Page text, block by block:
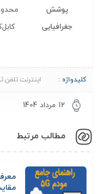
پوشش
جغرافیایی
کلیدواژه : اینترنت تلفن
12 مرداد 1404
مطالب مرتبط